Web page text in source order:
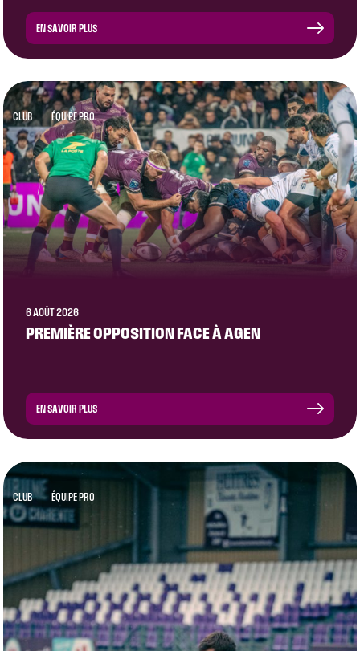
EN SAVOIR PLUS
CLUB ÉQUIPE PRO
6 AOÛT 2026
PREMIÈRE OPPOSITION FACE À AGEN
EN SAVOIR PLUS
CLUB ÉQUIPE PRO